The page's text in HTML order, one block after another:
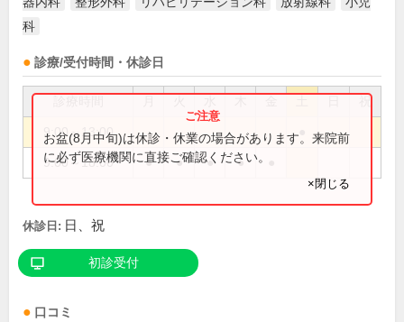
科
診療/受付時間・休診日
祝
9:00～13:00
9:00～18:00 ● ● ● ●
お盆(8月中旬)は休診・休業の場合があります。来院前
に必ず医療機関に直接ご確認ください。
×閉じる
休診日: 日、祝
初診受付
口コミ